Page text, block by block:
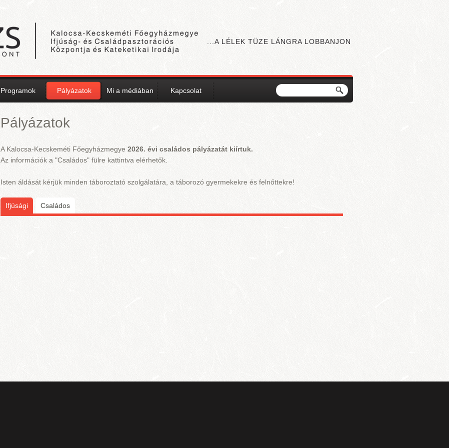
...A LÉLEK TÜZE LÁNGRA LOBBANJON
Programok Pályázatok Mi a médiában Kapcsolat Keresés űrlap
Pályázatok
A Kalocsa-Kecskeméti Főegyházmegye 2026. évi családos pályázatát kiírtuk.
Az információk a "Családos" fülre kattintva elérhetők.
Isten áldását kérjük minden táboroztató szolgálatára, a táborozó gyermekekre és felnőttekre!
Ifjúsági (aktív fül)
Családos